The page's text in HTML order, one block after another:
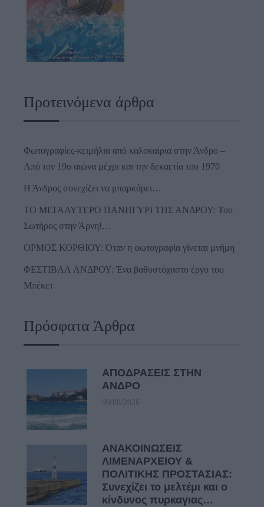
Προτεινόμενα άρθρα
Φωτογραφίες-κειμήλια από καλοκαίρια στην Άνδρο –
Από τον 19ο αιώνα μέχρι και την δεκαετία του 1970
Η Άνδρος συνεχίζει να μπαρκάρει…
ΤΟ ΜΕΓΑΛΥΤΕΡΟ ΠΑΝΗΓΥΡΙ ΤΗΣ ΑΝΔΡΟΥ: Του
Σωτήρος στην Άρνη!…
ΟΡΜΟΣ ΚΟΡΘΙΟΥ: Όταν η φωτογραφία γίνεται μνήμη
ΦΕΣΤΙΒΑΛ ΑΝΔΡΟΥ: Ένα βαθυστόχαστο έργο του
Μπέκετ
Πρόσφατα Άρθρα
ΑΠΟΔΡΑΣΕΙΣ ΣΤΗΝ
ΑΝΔΡΟ
09/08/2026
ΑΝΑΚΟΙΝΩΣΕΙΣ
ΛΙΜΕΝΑΡΧΕΙΟΥ &
ΠΟΛΙΤΙΚΗΣ ΠΡΟΣΤΑΣΙΑΣ:
Συνεχίζει το μελτέμι και ο
κίνδυνος πυρκαγιας…